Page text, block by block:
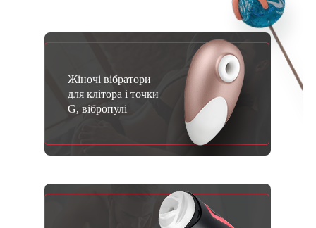
Жіночі вібратори
для клітора і точки
G, вібропулі